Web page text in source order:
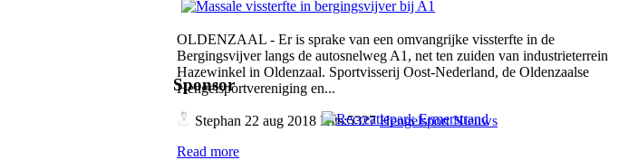
OLDENZAAL - Er is sprake van een omvangrijke vissterfte in de
Bergingsvijver langs de autosnelweg A1, net ten zuiden van industrieterrein
Hazewinkel in Oldenzaal. Sportvisserij Oost-Nederland, de Oldenzaalse
Hengelsportvereniging en...
Stephan 22 aug 2018 Hits:5327Hengelsport Nieuws
Read more
Sponsor